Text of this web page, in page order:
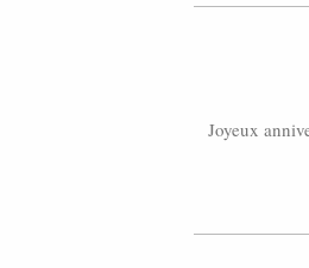
Joyeux